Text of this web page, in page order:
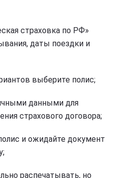
страховка по РФ»
даты поездки и
выберите полис;
данными для
страхового договора;
и ожидайте документ
распечатывать, но